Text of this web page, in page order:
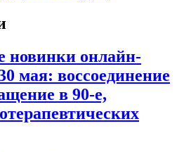
новинки онлайн-
мая: воссоединение
в 90-е,